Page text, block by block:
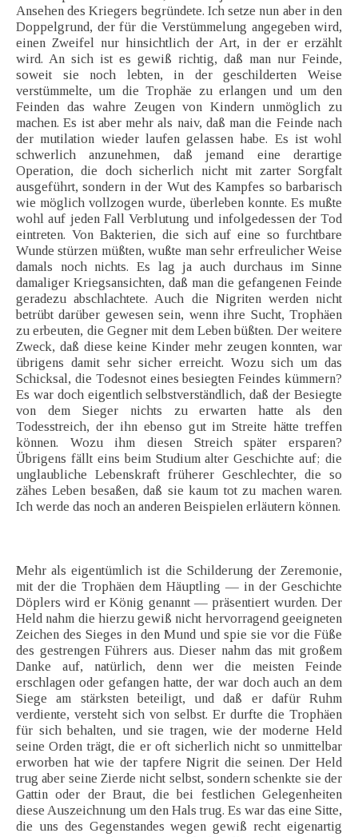
Ansehen des Kriegers begründete. Ich setze nun aber in den
Doppelgrund, der für die Verstümmelung angegeben wird,
einen Zweifel nur hinsichtlich der Art, in der er erzählt
wird. An sich ist es gewiß richtig, daß man nur Feinde,
soweit sie noch lebten, in der geschilderten Weise
verstümmelte, um die Trophäe zu erlangen und um den
Feinden das wahre Zeugen von Kindern unmöglich zu
machen. Es ist aber mehr als naiv, daß man die Feinde nach
der mutilation wieder laufen gelassen habe. Es ist wohl
schwerlich anzunehmen, daß jemand eine derartige
Operation, die doch sicherlich nicht mit zarter Sorgfalt
ausgeführt, sondern in der Wut des Kampfes so barbarisch
wie möglich vollzogen wurde, überleben konnte. Es mußte
wohl auf jeden Fall Verblutung und infolgedessen der Tod
eintreten. Von Bakterien, die sich auf eine so furchtbare
Wunde stürzen müßten, wußte man sehr erfreulicher Weise
damals noch nichts. Es lag ja auch durchaus im Sinne
damaliger Kriegsansichten, daß man die gefangenen Feinde
geradezu abschlachtete. Auch die Nigriten werden nicht
betrübt darüber gewesen sein, wenn ihre Sucht, Trophäen
zu erbeuten, die Gegner mit dem Leben büßten. Der weitere
Zweck, daß diese keine Kinder mehr zeugen konnten, war
übrigens damit sehr sicher erreicht. Wozu sich um das
Schicksal, die Todesnot eines besiegten Feindes kümmern?
Es war doch eigentlich selbstverständlich, daß der Besiegte
von dem Sieger nichts zu erwarten hatte als den
Todesstreich, der ihn ebenso gut im Streite hätte treffen
können. Wozu ihm diesen Streich später ersparen?
Übrigens fällt eins beim Studium alter Geschichte auf; die
unglaubliche Lebenskraft früherer Geschlechter, die so
zähes Leben besaßen, daß sie kaum tot zu machen waren.
Ich werde das noch an anderen Beispielen erläutern können.
Mehr als eigentümlich ist die Schilderung der Zeremonie,
mit der die Trophäen dem Häuptling — in der Geschichte
Döplers wird er König genannt — präsentiert wurden. Der
Held nahm die hierzu gewiß nicht hervorragend geeigneten
Zeichen des Sieges in den Mund und spie sie vor die Füße
des gestrengen Führers aus. Dieser nahm das mit großem
Danke auf, natürlich, denn wer die meisten Feinde
erschlagen oder gefangen hatte, der war doch auch an dem
Siege am stärksten beteiligt, und daß er dafür Ruhm
verdiente, versteht sich von selbst. Er durfte die Trophäen
für sich behalten, und sie tragen, wie der moderne Held
seine Orden trägt, die er oft sicherlich nicht so unmittelbar
erworben hat wie der tapfere Nigrit die seinen. Der Held
trug aber seine Zierde nicht selbst, sondern schenkte sie der
Gattin oder der Braut, die bei festlichen Gelegenheiten
diese Auszeichnung um den Hals trug. Es war das eine Sitte,
die uns des Gegenstandes wegen gewiß recht eigenartig